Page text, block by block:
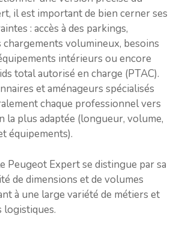
il est important de bien cerner ses
: accès à des parkings,
chargements volumineux, besoins
intérieurs ou encore
total autorisé en charge (PTAC).
et aménageurs spécialisés
chaque professionnel vers
la plus adaptée (longueur, volume,
équipements).
Peugeot Expert se distingue par sa
de dimensions et de volumes
à une large variété de métiers et
logistiques.